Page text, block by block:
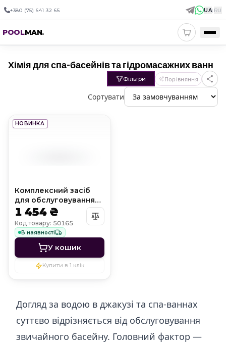
+380 (75) 641 32 65 UA| RU
POOLMAN.
Хімія для спа-басейнів та гідромасажних ванн
Фільтри Порівняння
Сортувати
НОВИНКА
Комплексний засіб
для обслуговування
СПА 7 в 1 SPA Complex
1 454 ₴
Код товару: 50165
В наявності
У кошик
Купити в 1 клік
Догляд за водою в джакузі та спа-ваннах
суттєво відрізняється від обслуговування
звичайного басейну. Головний фактор —